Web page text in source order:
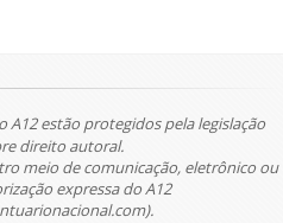
A12 estão protegidos pela legislação
direito autoral.
meio de comunicação, eletrônico ou
expressa do A12